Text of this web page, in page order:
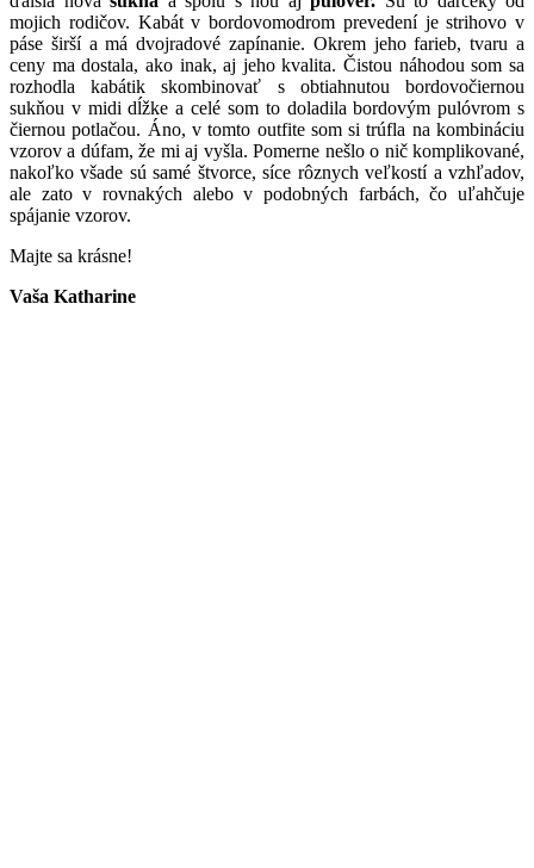
mojich rodičov. Kabát v bordovomodrom prevedení je strihovo v
páse širší a má dvojradové zapínanie. Okrem jeho farieb, tvaru a
ceny ma dostala, ako inak, aj jeho kvalita. Čistou náhodou som sa
rozhodla kabátik skombinovať s obtiahnutou bordovočiernou
sukňou v midi dĺžke a celé som to doladila bordovým pulóvrom s
čiernou potlačou. Áno, v tomto outfite som si trúfla na kombináciu
vzorov a dúfam, že mi aj vyšla. Pomerne nešlo o nič komplikované,
nakoľko všade sú samé štvorce, síce rôznych veľkostí a vzhľadov,
ale zato v rovnakých alebo v podobných farbách, čo uľahčuje
spájanie vzorov.
Majte sa krásne!
Vaša Katharine